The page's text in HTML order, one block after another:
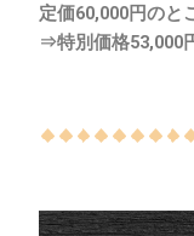
定価60,000円のと
⇒特別価格53,000